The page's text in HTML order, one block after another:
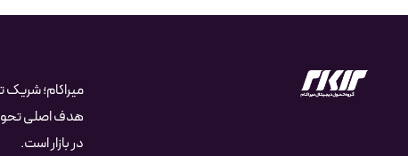
میراکام؛
هدف اصلی تحول
در بازار است.